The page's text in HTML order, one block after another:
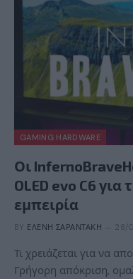
GAMING HARDWARE
Οι
OLED evo C6
εμπειρία
BY ΕΛΈΝΗ ΣΑΡΑΝΤΆΚΗ 28/
Τι χρειάζεται για να
Γρήγορη απόκριση,